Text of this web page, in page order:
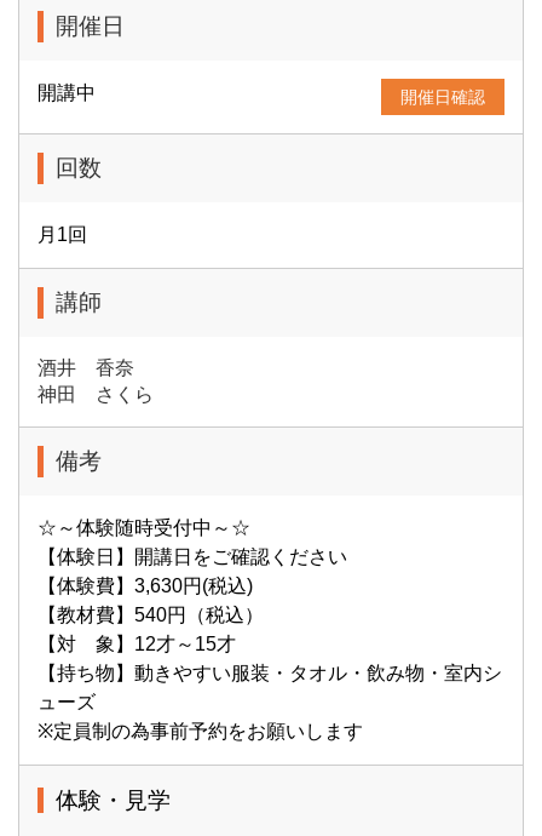
開催日
開講中 開催日確認
回数
月1回
講師
酒井 香奈
神田 さくら
備考
☆～体験随時受付中～☆
【体験日】開講日をご確認ください
【体験費】3,630円(税込)
【教材費】540円（税込）
【対 象】12才～15才
【持ち物】動きやすい服装・タオル・飲み物・室内シ
ューズ
※定員制の為事前予約をお願いします
体験・見学